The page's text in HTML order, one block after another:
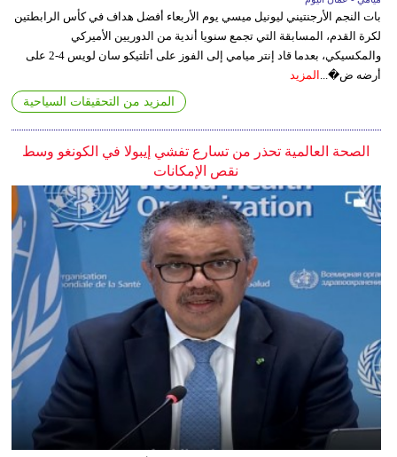
بات النجم الأرجنتيني ليونيل ميسي يوم الأربعاء أفضل هداف في كأس الرابطتين
لكرة القدم، المسابقة التي تجمع سنويا أندية من الدوريين الأميركي
والمكسيكي، بعدما قاد إنتر ميامي إلى الفوز على أتلتيكو سان لويس 4-2 على
أرضه ض�...
المزيد
المزيد من التحقيقات السياحية
الصحة العالمية تحذر من تسارع تفشي إيبولا في الكونغو وسط
نقص الإمكانات